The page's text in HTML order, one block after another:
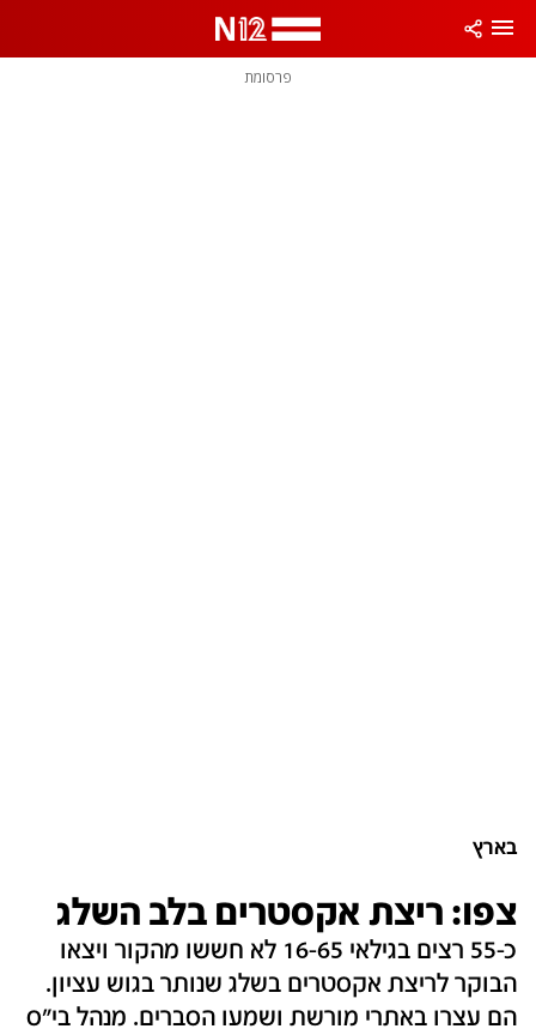
פרסומת
בארץ
צפו: ריצת אקסטרים בלב השלג
כ-55 רצים בגילאי 16-65 לא חששו מהקור ויצאו
הבוקר לריצת אקסטרים בשלג שנותר בגוש עציון.
הם עצרו באתרי מורשת ושמעו הסברים. מנהל בי"ס